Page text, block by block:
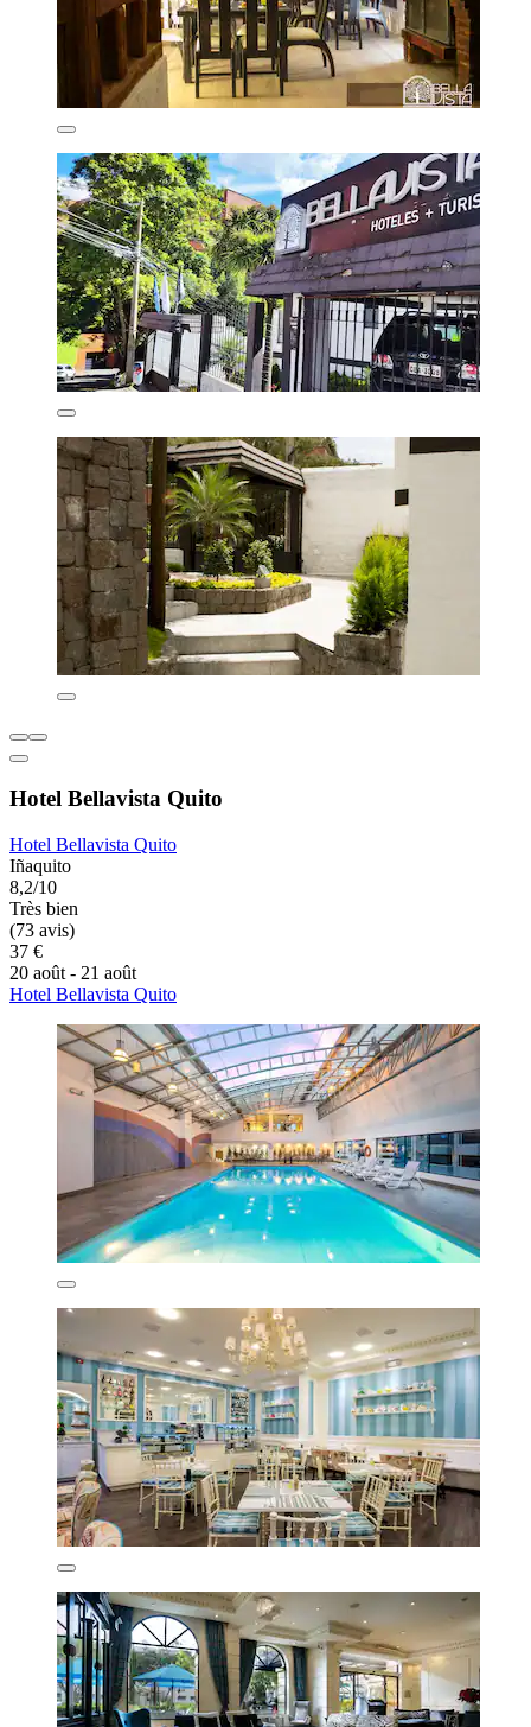
Hotel Bellavista Quito
Hotel Bellavista Quito
Iñaquito
8,2/10
Très bien
(73 avis)
37 €
20 août - 21 août
Hotel Bellavista Quito